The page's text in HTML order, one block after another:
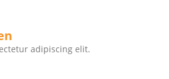
adipiscing elit.